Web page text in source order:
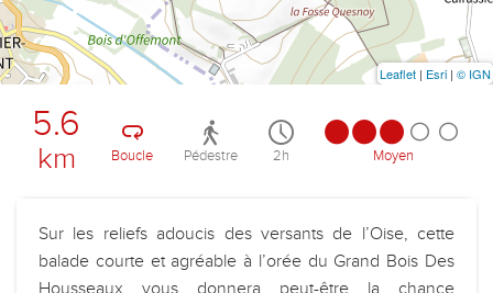
5.6
km Boucle Pédestre 2h Moyen
Sur les reliefs adoucis des versants de l’Oise, cette
balade courte et agréable à l’orée du Grand Bois Des
Housseaux vous donnera peut-être la chance
Leaflet | Esri | © IGN